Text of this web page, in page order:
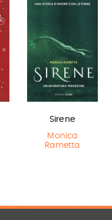
Sirene
Monica
Rametta